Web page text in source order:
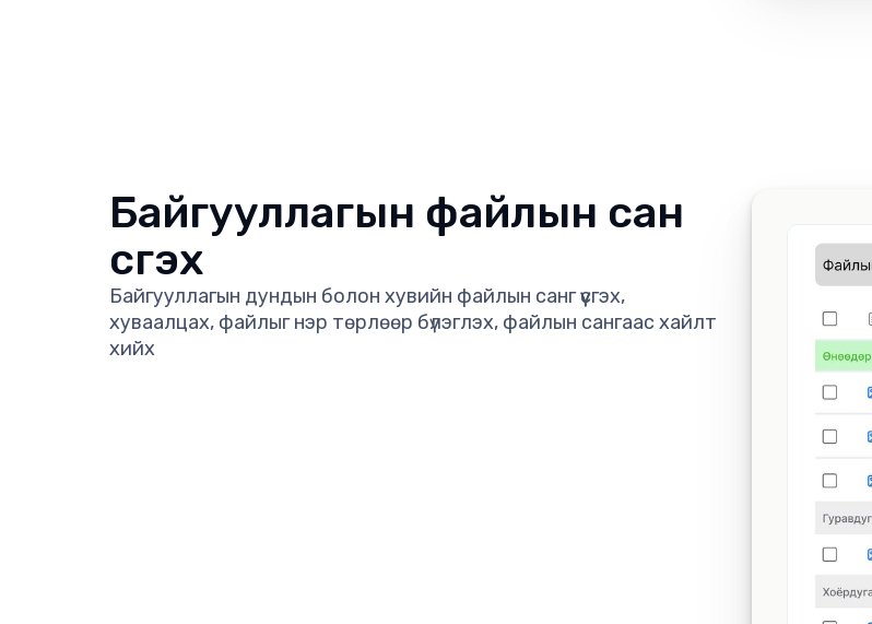
Байгууллагын файлын сан
үүсгэх
Байгууллагын дундын болон хувийн файлын санг үүсгэх,
хуваалцах, файлыг нэр төрлөөр бүлэглэх, файлын сангаас хайлт
хийх